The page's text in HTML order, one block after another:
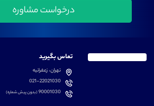
تماس بگیرید
تهران، زعفرانیه
021-22021030
90001030(بدون پیش شماره)